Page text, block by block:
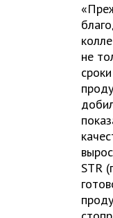
не
STR